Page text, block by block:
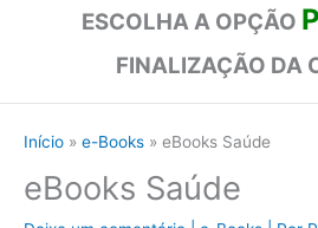
ESCOLHA A OPÇÃO
FINALIZAÇÃO DA
Início e-Books eBooks Saúde
eBooks Saúde